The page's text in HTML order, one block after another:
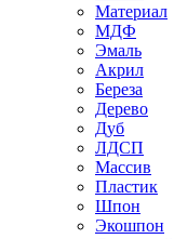
Материал
МДФ
Эмаль
Акрил
Береза
Дерево
Дуб
ЛДСП
Массив
Пластик
Шпон
Экошпон